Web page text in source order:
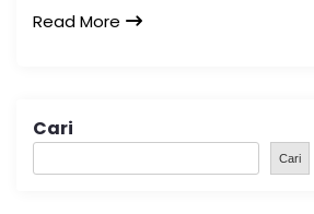
Read More
Cari
Cari